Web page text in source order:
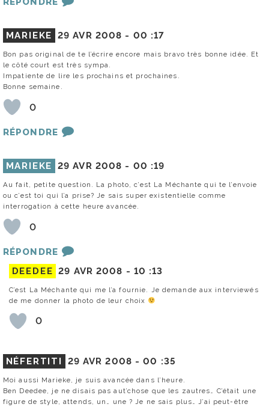
MARIEKE 29 AVR 2008 - 00 :17
Bon pas original de te l’écrire encore mais bravo très bonne idée. Et
le côté court est très sympa.
Impatiente de lire les prochains et prochaines.
Bonne semaine.
0
RÉPONDRE
MARIEKE 29 AVR 2008 - 00 :19
Au fait, petite question. La photo, c’est La Méchante qui te l’envoie
ou c’est toi qui l’a prise? Je sais super existentielle comme
interrogation à cette heure avancée.
0
RÉPONDRE
DEEDEE 29 AVR 2008 - 10 :13
C’est La Méchante qui me l’a fournie. Je demande aux interviewés
de me donner la photo de leur choix
0
NÉFERTITI 29 AVR 2008 -00 :35
Moi aussi Marieke, je suis avancée dans l’heure.
Ben Deedee, je ne disais pas aut’chose que les zautres… C’était une
figure de style, attends, un… une ? Je ne sais plus… J’ai peut-être